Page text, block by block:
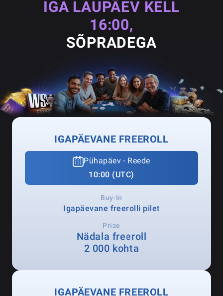
IGA LAUPÄEV KELL
16:00,
SÕPRADEGA
IGAPÄEVANE FREEROLL
Pühapäev - Reede
10:00 (UTC)
Buy-In
Igapäevane freerolli pilet
Prize
Nädala freeroll
2 000 kohta
IGAPÄEVANE FREEROLL